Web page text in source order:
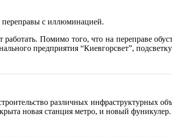
переправы с иллюминацией.
Помимо того, что на переправе
предприятия “Киевгорсвет”,
различных инфраструктурных
новая станция метро, и новый фуникулер.